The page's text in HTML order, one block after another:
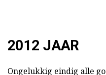
2012 JAAR
Ongelukkig eindig alle